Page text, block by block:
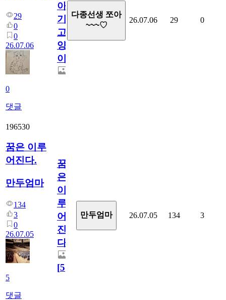
29
0
0
26.07.06
0
댓글
아
기
고
양
이
다종선생 쪼아
~~~♡
26.07.06 29 0
196530
꿈은 이루
어진다.
만두엄마
134
3
0
26.07.05
5
댓글
꿈
은
이
루
어
진
다.
[5]
만두엄마 26.07.05 134 3